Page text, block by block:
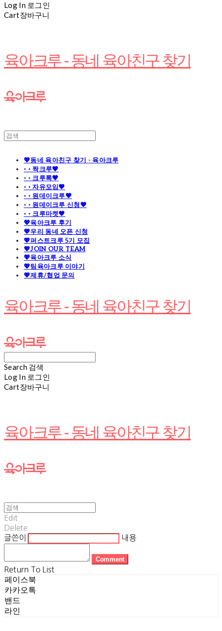
Log In 로그인
Cart장바구니
육아크루 - 동네 육아친구 찾기
💖동네 육아친구 찾기 - 육아크루
· · 짝크루🧡
· · 크루톡🧡
· · 자유모임🧡
· · 원데이크루🧡
· · 원데이크루 신청🧡
· · 크루마켓🧡
💖육아크루 후기
💖우리 동네 오픈 신청
💖퍼스트크루 5기 모집
💖JOIN OUR TEAM
💖육아크루 소식
💖팀육아크루 이야기
💖제휴/협업 문의
육아크루 - 동네 육아친구 찾기
Search 검색
Log In 로그인
Cart장바구니
육아크루 - 동네 육아친구 찾기
Edit
Delete
글쓴이
내용
Comment
Return To List
페이스북
카카오톡
밴드
라인